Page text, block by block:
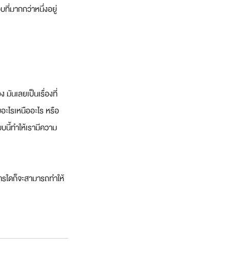
ที่มากกว่าหนึ่งอยู่
มันเลยเป็นเรื่องที่
ไรเหนืออะไร หรือ
นี้ทำให้เรามีความ
ใดก็จะสามารถทำให้